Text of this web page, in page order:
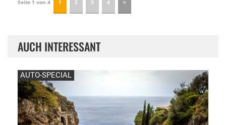
Seite 1 von 4 1 2 3 4
AUCH INTERESSANT
AUTO-SPECIAL